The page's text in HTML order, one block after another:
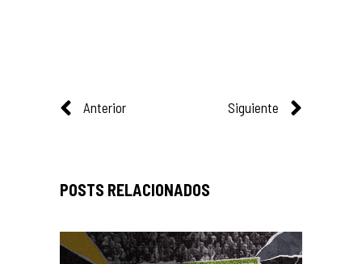
Anterior Siguiente